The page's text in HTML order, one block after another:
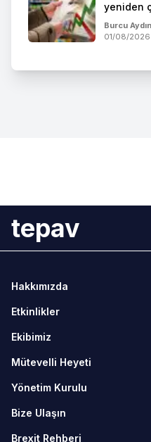
yeniden
Burcu
01/08/2026
tepav
Hakkımızda
Etkinlikler
Ekibimiz
Mütevelli Heyeti
Yönetim Kurulu
Bize Ulaşın
Brexit Rehberi